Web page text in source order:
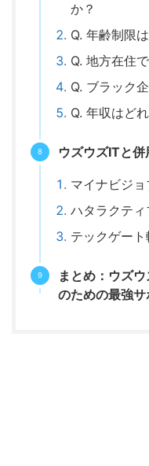
か？
Q. 年齢制限
Q. 地方在住
Q. ブラック
Q. 年収はど
ウズウズITと
マイナビジ
ハタラクティ
テックゲー
まとめ：ウズ
のための最強サ